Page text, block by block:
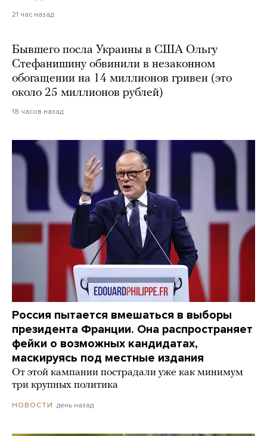
21 час назад
Бывшего посла Украины в США Ольгу
Стефанишину обвинили в незаконном
обогащении на 14 миллионов гривен (это
около 25 миллионов рублей)
18 часов назад
Россия пытается вмешаться в выборы
президента Франции. Она распространяет
фейки о возможных кандидатах,
маскируясь под местные издания
От этой кампании пострадали уже как минимум
три крупных политика
НОВОСТИ день назад